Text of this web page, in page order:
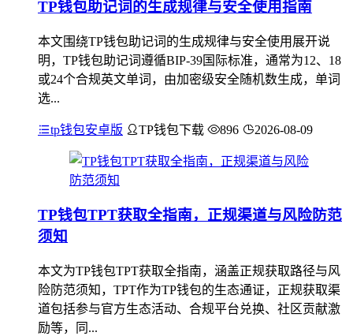
TP钱包助记词的生成规律与安全使用指南
本文围绕TP钱包助记词的生成规律与安全使用展开说
明，TP钱包助记词遵循BIP-39国际标准，通常为12、18
或24个合规英文单词，由加密级安全随机数生成，单词
选...
tp钱包安卓版 TP钱包下载 896 2026-08-09
TP钱包TPT获取全指南，正规渠道与风险防范
须知
本文为TP钱包TPT获取全指南，涵盖正规获取路径与风
险防范须知，TPT作为TP钱包的生态通证，正规获取渠
道包括参与官方生态活动、合规平台兑换、社区贡献激
励等，同...